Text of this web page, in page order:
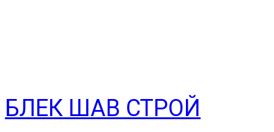
БЛЕК ШАВ СТРОЙ